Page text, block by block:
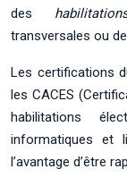
des
transversales ou
Les certifications
les CACES
habilitations
informatiques et
l’avantage d’être